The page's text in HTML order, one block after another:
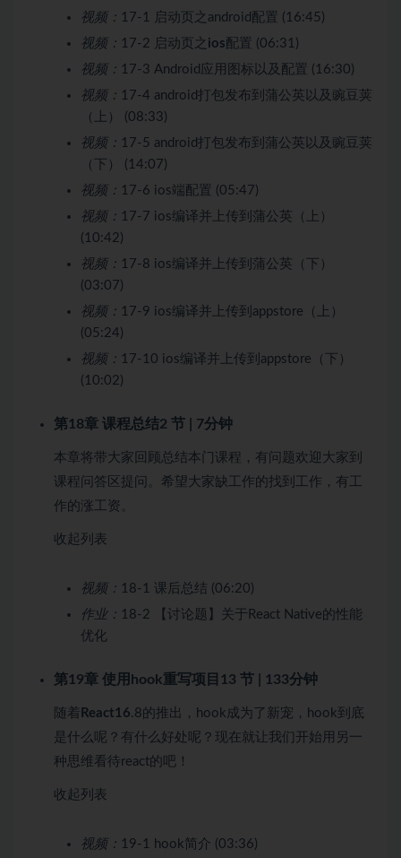
视频： 17-1 启动页之android配置 (16:45)
视频： 17-2 启动页之 ios配置 (06:31)
视频： 17-3 Android应用图标以及配置 (16:30)
视频： 17-4 android打包发布到蒲公英以及豌豆荚
（上） (08:33)
视频： 17-5 android打包发布到蒲公英以及豌豆荚
（下） (14:07)
视频： 17-6 ios端配置 (05:47)
视频： 17-7 ios编译并上传到蒲公英（上）
(10:42)
视频： 17-8 ios编译并上传到蒲公英（下）
(03:07)
视频： 17-9 ios编译并上传到appstore（上）
(05:24)
视频： 17-10 ios编译并上传到appstore（下）
(10:02)
第18章 课程总结2 节 | 7分钟
本章将带大家回顾总结本门课程，有问题欢迎大家到
课程问答区提问。希望大家缺工作的找到工作，有工
作的涨工资。
收起列表
视频： 18-1 课后总结 (06:20)
作业： 18-2 【讨论题】关于React Native的性能
优化
第19章 使用hook重写项目 13 节 | 133分钟
随着 React16.8的推出，hook成为了新宠，hook到底
是什么呢？有什么好处呢？现在就让我们开始用另一
种思维看待react的吧！
收起列表
视频： 19-1 hook简介 (03:36)